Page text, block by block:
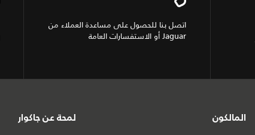
اتصل بنا للحصول على مساعدة العملاء من
Jaguar أو الاستفسارات العامة
المالكون لمحة عن جاكوار